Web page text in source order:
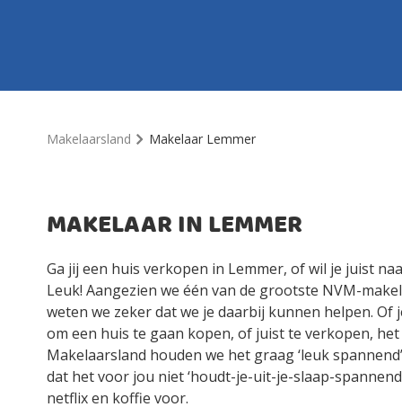
Makelaarsland Makelaar Lemmer
MAKELAAR IN LEMMER
Ga jij een huis verkopen in Lemmer, of wil je juist
Leuk! Aangezien we één van de grootste NVM-
weten we zeker dat we je daarbij kunnen helpen.
om een huis te gaan kopen, of juist te verkopen,
Makelaarsland houden we het graag ‘leuk
dat het voor jou niet ‘houdt-je-uit-je-slaap-
netflix en koffie voor.